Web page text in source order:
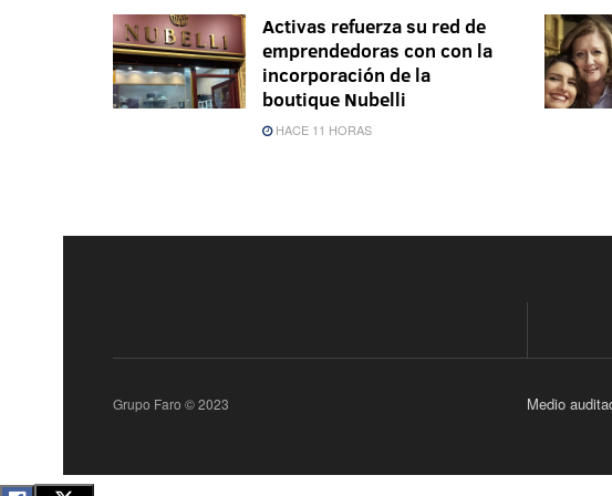
Activas refuerza su red de
emprendedoras con con la
incorporación de la
boutique Nubelli
HACE 11 HORAS
Medio
Grupo Faro © 2023